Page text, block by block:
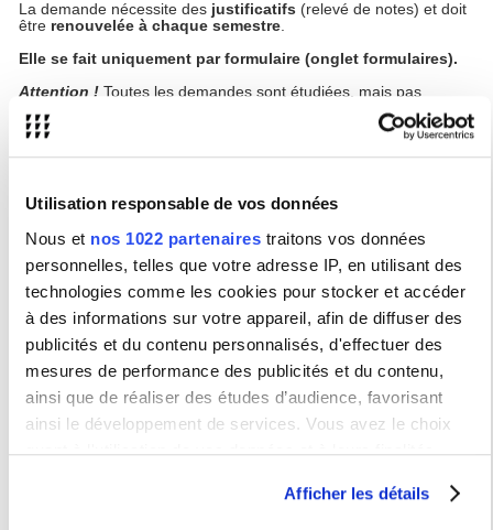
Utilisation responsable de vos données
Nous et nos 1022 partenaires traitons vos données
personnelles, telles que votre adresse IP, en utilisant des
technologies comme les cookies pour stocker et accéder
à des informations sur votre appareil, afin de diffuser des
publicités et du contenu personnalisés, d'effectuer des
mesures de performance des publicités et du contenu,
ainsi que de réaliser des études d’audience, favorisant
ainsi le développement de services. Vous avez le choix
quant à l'utilisation de vos données et à leurs finalités.
moment en consultant la Déclaration relative aux cookies
Afficher les détails
La demande nécessite des justificatifs (relevé de notes) et doit
être renouvelée àchaque semestre.
Elle se fait uniquement par formulaire (onglet formulaires).
Attention ! Toutes les demandes sont étudiées, mais pas
forcément accordées : veillez donc à suivre les cours tant que la
décision relative à votre demande ne vous a pas été
communiquée.
Lors des inscriptions pédagogiques (IP), si vous souhaitez
modifier un ou plusieurs choix d'enseignements relevant du SIEM,
vous devez remplir le formulaire (onglet formulaire).
Si vous remarquez un chevauchement entre deux cours dont l'un
concerne le SIEM, vous devez également remplir le formulaire.
Culture numérique
Présentation des UE de Culture numérique